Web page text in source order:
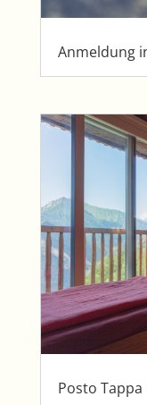
Anmeldung
Posto